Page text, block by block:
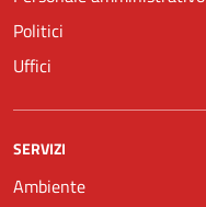
Politici
Uffici
SERVIZI
Ambiente